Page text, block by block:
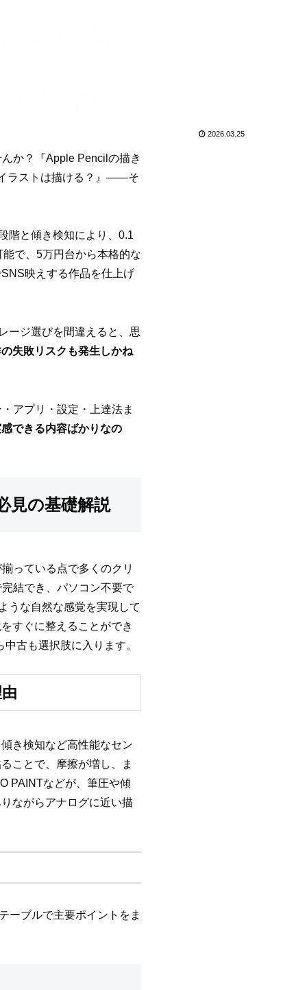
2026.03.25
か？『Apple Pencilの描き
ラストは描ける？』――そ
階と傾き検知により、0.1
で、5万円台から本格的な
映えする作品を仕上げ
ージ選びを間違えると、思
失敗リスクも発生しかね
アプリ・設定・上達法ま
できる内容ばかりなの
見の基礎解説
っている点で多くのクリ
結でき、パソコン不要で
うな自然な感覚を実現して
すぐに整えることができ
古も選択肢に入ります。
き検知など高性能なセン
ことで、摩擦が増し、ま
PAINTなどが、筆圧や傾
ながらアナログに近い描
ーブルで主要ポイントをま